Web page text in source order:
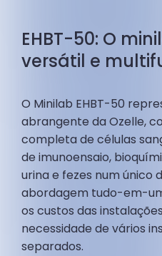
EHBT-50: O
versátil e
O Minilab EHBT-50
abrangente da Ozelle,
completa de células
de imunoensaio,
urina e fezes num único
abordagem tudo-em-
os custos das
necessidade de vários
separados.